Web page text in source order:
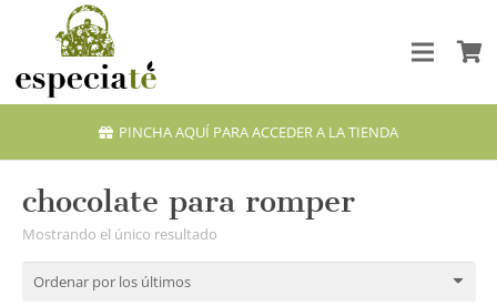
PINCHA AQUÍ PARA ACCEDER A LA TIENDA
chocolate para romper
Mostrando el único resultado